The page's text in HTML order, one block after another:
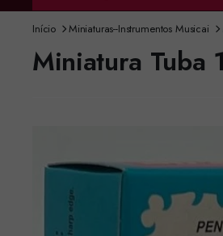
Início Miniaturas--Instrumentos Musicai
Miniatura Tuba